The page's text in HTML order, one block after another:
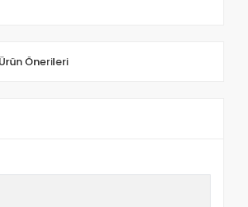
Ürün Önerileri